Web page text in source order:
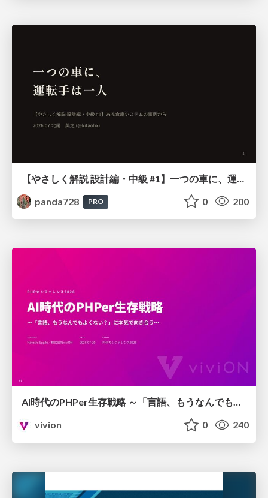
panda728
PRO 0 200
AI時代のPHPer生存戦略 ～「言語、もうなんでもよくない？」に本気で向き合う～
vivion
0 240